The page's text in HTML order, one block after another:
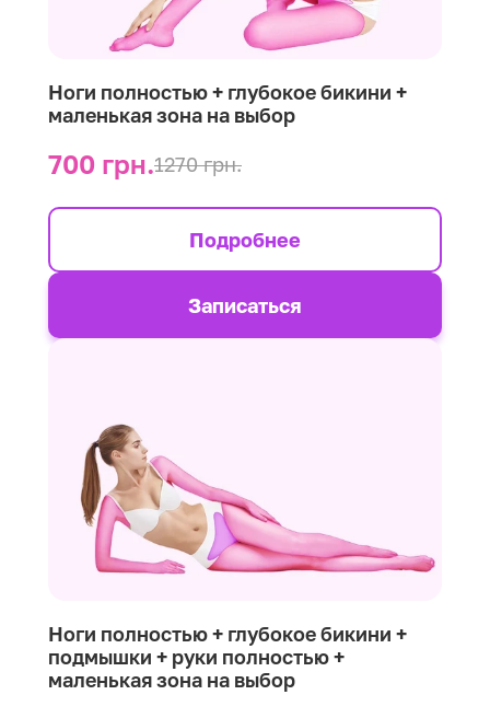
Ноги полностью + глубокое бикини +
маленькая зона на выбор
700 грн.1270 грн.
Подробнее
Записаться
Ноги полностью + глубокое бикини +
подмышки + руки полностью +
маленькая зона на выбор